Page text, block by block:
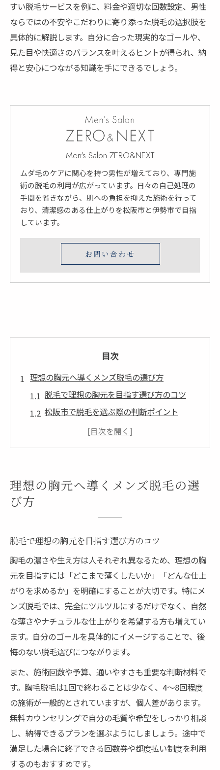
すい脱毛サービスを例に、料金や適切な回数設定、男性
ならではの不安やこだわりに寄り添った脱毛の選択肢を
具体的に解説します。自分に合った現実的なゴールや、
見た目や快適さのバランスを叶えるヒントが得られ、納
得と安心につながる知識を手にできるでしょう。
Men's Salon ZERO&NEXT
ムダ毛のケアに関心を持つ男性が増えており、専門施
術の脱毛の利用が広がっています。日々の自己処理の
手間を省きながら、肌への負担を抑えた施術を行って
おり、清潔感のある仕上がりを松阪市と伊勢市で目指
しています。
お問い合わせ
目次
理想の胸元へ導くメンズ脱毛の選び方
脱毛で理想の胸元を目指す選び方のコツ
松阪市で脱毛を選ぶ際の判断ポイント
メンズ脱毛の種類とメリットを徹底比較
医療脱毛とサロン脱毛の違いを知ろう
男性が胸毛脱毛で得られる清潔感とは
胸毛脱毛で印象が変わるポイントとは
医療脱毛で実感できる見た目の変化とは
自己処理の悩み解消は脱毛で叶うのか
脱毛が自己処理の手間を減らす理由
胸毛の自己処理と脱毛の違いを比較
脱毛で自己処理の頻度はどれくらい減る？
医療脱毛でムダ毛悩みが軽減する実感
脱毛後の仕上がりがもたらす生活の変化
胸毛脱毛を始める前に知りたい回数目安
メンズ胸毛脱毛は何回必要か分かりやすく
解説
医療脱毛で効果が出るまでの回数目安とは
胸毛脱毛の回数と仕上がりの関係を知る
理想の胸元へ導くメンズ脱毛の選
び方
脱毛で理想の胸元を目指す選び方のコツ
胸毛の濃さや生え方は人それぞれ異なるため、理想の胸
元を目指すには「どこまで薄くしたいか」「どんな仕上
がりを求めるか」を明確にすることが大切です。特にメ
ンズ脱毛では、完全にツルツルにするだけでなく、自然
な薄さやナチュラルな仕上がりを希望する方も増えてい
ます。自分のゴールを具体的にイメージすることで、後
悔のない脱毛選びにつながります。
また、施術回数や予算、通いやすさも重要な判断材料で
す。胸毛脱毛は1回で終わることは少なく、4～8回程度
の施術が一般的とされていますが、個人差があります。
無料カウンセリングで自分の毛質や希望をしっかり相談
し、納得できるプランを選ぶようにしましょう。途中で
満足した場合に終了できる回数券や都度払い制度を利用
するのもおすすめです。